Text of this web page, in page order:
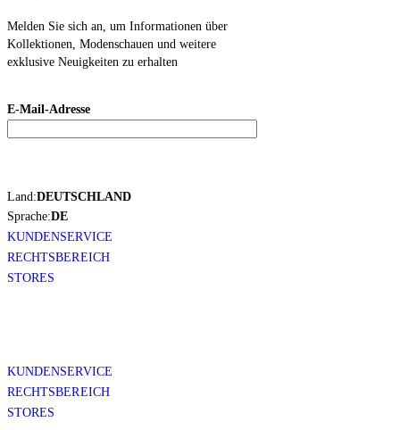
Melden Sie sich an, um Informationen über
Kollektionen, Modenschauen und weitere
exklusive Neuigkeiten zu erhalten
E-Mail-Adresse
Land:DEUTSCHLAND
Sprache:DE
KUNDENSERVICE
RECHTSBEREICH
STORES
KUNDENSERVICE
RECHTSBEREICH
STORES